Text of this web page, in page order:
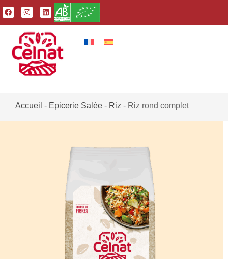
Accueil - Epicerie Salée - Riz - Riz rond complet